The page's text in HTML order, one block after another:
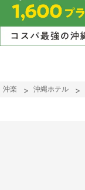
沖楽 沖縄ホテル